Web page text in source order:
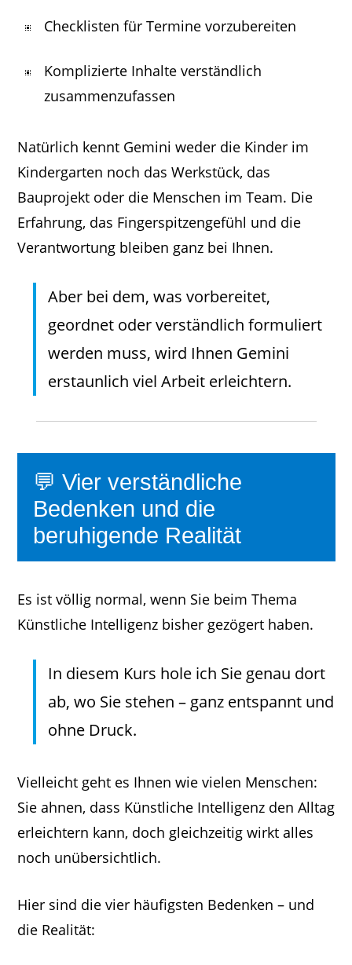
Checklisten für Termine vorzubereiten
Komplizierte Inhalte verständlich
zusammenzufassen
Natürlich kennt Gemini weder die Kinder im
Kindergarten noch das Werkstück, das
Bauprojekt oder die Menschen im Team. Die
Erfahrung, das Fingerspitzengefühl und die
Verantwortung bleiben ganz bei Ihnen.
Aber bei dem, was vorbereitet,
geordnet oder verständlich formuliert
werden muss, wird Ihnen Gemini
erstaunlich viel Arbeit erleichtern.
💬 Vier verständliche
Bedenken und die
beruhigende Realität
Es ist völlig normal, wenn Sie beim Thema
Künstliche Intelligenz bisher gezögert haben.
In diesem Kurs hole ich Sie genau dort
ab, wo Sie stehen – ganz entspannt und
ohne Druck.
Vielleicht geht es Ihnen wie vielen Menschen:
Sie ahnen, dass Künstliche Intelligenz den Alltag
erleichtern kann, doch gleichzeitig wirkt alles
noch unübersichtlich.
Hier sind die vier häufigsten Bedenken – und
die Realität: